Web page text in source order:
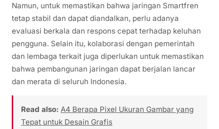
Namun, untuk memastikan bahwa jaringan Smartfren
tetap stabil dan dapat diandalkan, perlu adanya
evaluasi berkala dan respons cepat terhadap keluhan
pengguna. Selain itu, kolaborasi dengan pemerintah
dan lembaga terkait juga diperlukan untuk memastikan
bahwa pembangunan jaringan dapat berjalan lancar
dan merata di seluruh Indonesia.
Read also: A4 Berapa Pixel Ukuran Gambar yang
Tepat untuk Desain Grafis